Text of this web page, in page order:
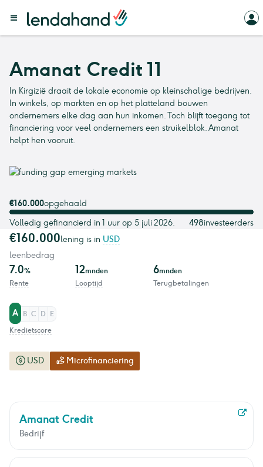
Amanat Credit 11
In Kirgizië draait de lokale economie op kleinschalige bedrijven.
In winkels, op markten en op het platteland bouwen
ondernemers elke dag aan hun inkomen. Toch blijft toegang tot
financiering voor veel ondernemers een struikelblok. Amanat
helpt hen vooruit.
Amanat Credit
Bedrijf
€160.000opgehaald
Volledig gefinancierd in 1 uur op 5 juli 2026.
498investeerders
€160.000lening is in USD
leenbedrag
7.0%
Rente
12mnden
Looptijd
6mnden
Terugbetalingen
A B C D
E
Kredietscore
USD Microfinanciering